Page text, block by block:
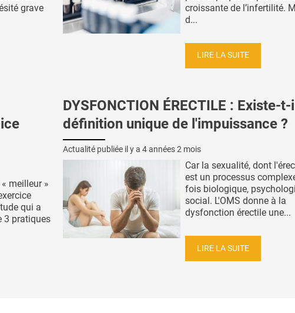
grave
croissante de l’infertilité.
d...
LIRE LA SUITE
« meilleur »
qui a
3 pratiques
DYSFONCTION ÉRECTILE : Existe-
définition unique de l'impuissance ?
Actualité publiée il y a 4 années 2 mois
Car la sexualité, dont
est un processus
fois biologique,
social. L'OMS donne à la
dysfonction érectile une...
LIRE LA SUITE